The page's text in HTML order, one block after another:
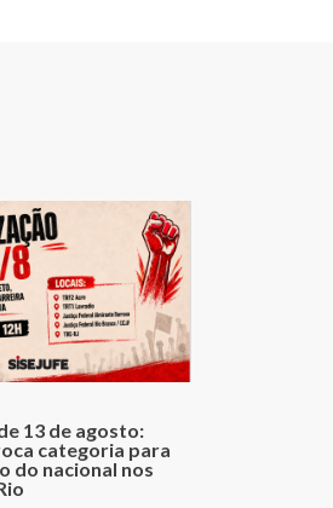
13 de agosto:
categoria para
do nacional nos